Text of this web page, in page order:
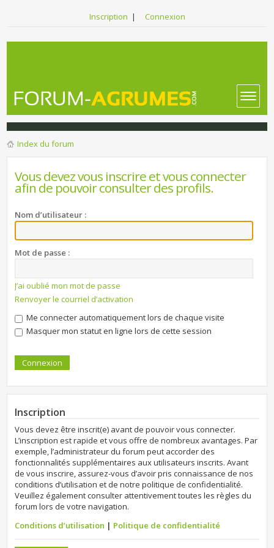
Inscription | Connexion
Index du forum
Vous devez vous inscrire et vous connecter
afin de pouvoir consulter des profils.
Nom d’utilisateur :
Mot de passe :
J’ai oublié mon mot de passe
Renvoyer le courriel d’activation
Me connecter automatiquement lors de chaque visite
Masquer mon statut en ligne lors de cette session
Inscription
Vous devez être inscrit(e) avant de pouvoir vous connecter.
L’inscription est rapide et vous offre de nombreux avantages. Par
exemple, l’administrateur du forum peut accorder des
fonctionnalités supplémentaires aux utilisateurs inscrits. Avant
de vous inscrire, assurez-vous d’avoir pris connaissance de nos
conditions d’utilisation et de notre politique de confidentialité.
Veuillez également consulter attentivement toutes les règles du
forum lors de votre navigation.
Conditions d’utilisation | Politique de confidentialité